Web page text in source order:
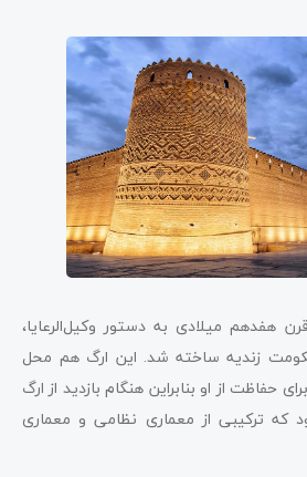
هفدهم میلادی به دستور وکیل‌الرعایا،
زندیه ساخته شد. این ارگ هم محل
حفاظت از او بنابراین هنگام بازدید از ارگ
که ترکیبی از معماری نظامی و معماری